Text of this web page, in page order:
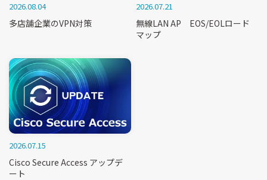
2026.08.04
多店舗企業のVPN対策
2026.07.21
無線LAN AP EOS/EOLロード
マップ
2026.07.15
Cisco Secure Access アップデ
ート